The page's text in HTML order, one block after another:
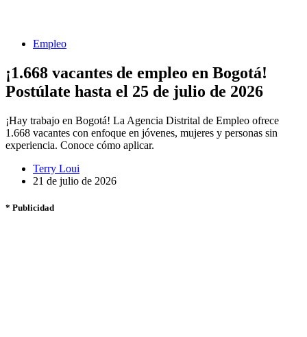
Empleo
¡1.668 vacantes de empleo en Bogotá!
Postúlate hasta el 25 de julio de 2026
¡Hay trabajo en Bogotá! La Agencia Distrital de Empleo ofrece
1.668 vacantes con enfoque en jóvenes, mujeres y personas sin
experiencia. Conoce cómo aplicar.
Terry Loui
21 de julio de 2026
* Publicidad